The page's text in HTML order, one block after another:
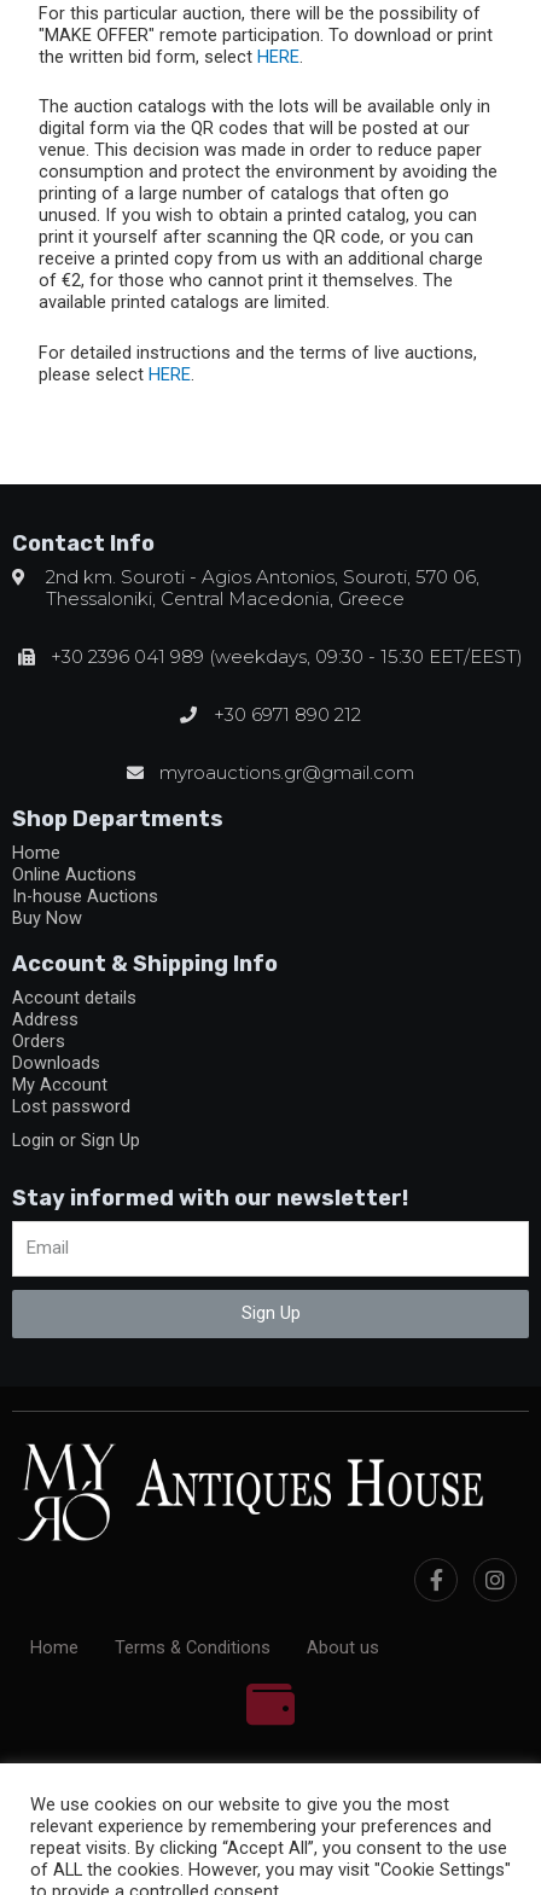
For this particular auction, there will be the possibility of
"MAKE OFFER" remote participation. To download or print
the written bid form, select HERE.
The auction catalogs with the lots will be available only in
digital form via the QR codes that will be posted at our
venue. This decision was made in order to reduce paper
consumption and protect the environment by avoiding the
printing of a large number of catalogs that often go
unused. If you wish to obtain a printed catalog, you can
print it yourself after scanning the QR code, or you can
receive a printed copy from us with an additional charge
of €2, for those who cannot print it themselves. The
available printed catalogs are limited.
For detailed instructions and the terms of live auctions,
please select HERE.
Contact Info
2nd km. Souroti - Agios Antonios, Souroti, 570 06,
Thessaloniki, Central Macedonia, Greece
+30 2396 041 989 (weekdays, 09:30 - 15:30 EET/EEST)
+30 6971 890 212
myroauctions.gr@gmail.com
Shop Departments
Home
Online Auctions
In-house Auctions
Buy Now
Account & Shipping Info
Account details
Address
Orders
Downloads
My Account
Lost password
Login or Sign Up
Stay informed with our newsletter!
Sign Up
Home Terms & Conditions About us
We use cookies on our website to give you the most
relevant experience by remembering your preferences and
repeat visits. By clicking “Accept All”, you consent to the use
of ALL the cookies. However, you may visit "Cookie Settings"